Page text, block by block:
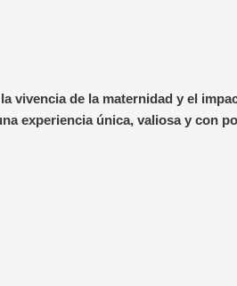
de la maternidad y el
experiencia única, valiosa y con